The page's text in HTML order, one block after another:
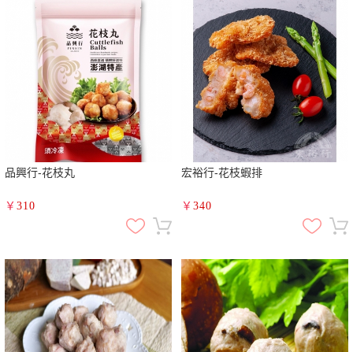
品興行-花枝丸
￥ 310
宏裕行-花枝蝦排
￥ 340